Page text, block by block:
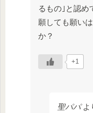
るもの｣と認め
願しても願い
か？
+1
聖パパ よ